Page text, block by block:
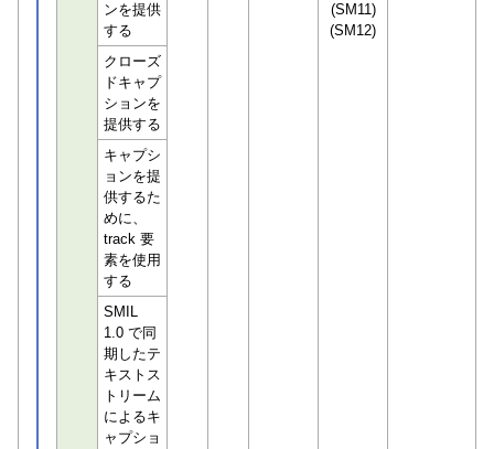
ンを提供
する
(SM11)
(SM12)
クローズ
ドキャプ
ションを
提供する
キャプシ
ョンを提
供するた
めに、
track 要
素を使用
する
SMIL
1.0 で同
期したテ
キストス
トリーム
によるキ
ャプショ